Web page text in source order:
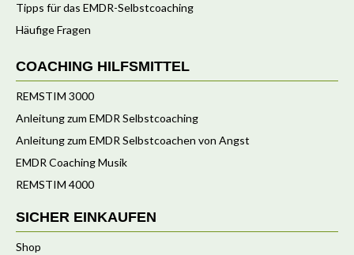
Tipps für das EMDR-Selbstcoaching
Häufige Fragen
COACHING HILFSMITTEL
REMSTIM 3000
Anleitung zum EMDR Selbstcoaching
Anleitung zum EMDR Selbstcoachen von Angst
EMDR Coaching Musik
REMSTIM 4000
SICHER EINKAUFEN
Shop